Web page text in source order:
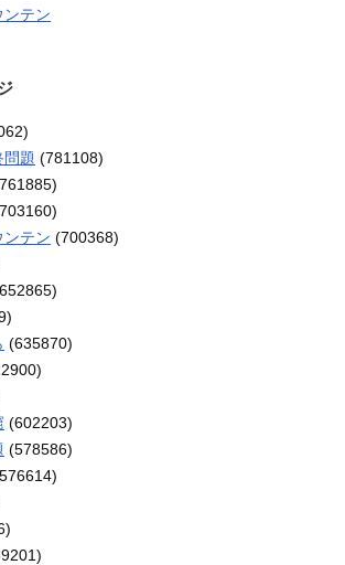
ンテン
問題 (781108)
ンテン (700368)
(635870)
(602203)
(578586)